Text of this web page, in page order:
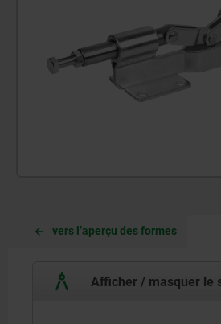
vers l’aperçu des formes
Afficher / masquer le